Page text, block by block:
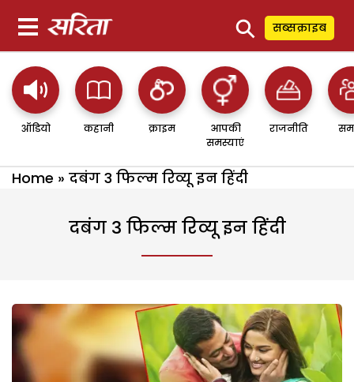
⚲ सब्सक्राइब
ऑडियो कहानी क्राइम
आपकी
समस्याएं
राजनीति
Home » दबंग 3 फिल्म रिव्यू इन हिंदी
दबंग 3 फिल्म रिव्यू इन हिंदी